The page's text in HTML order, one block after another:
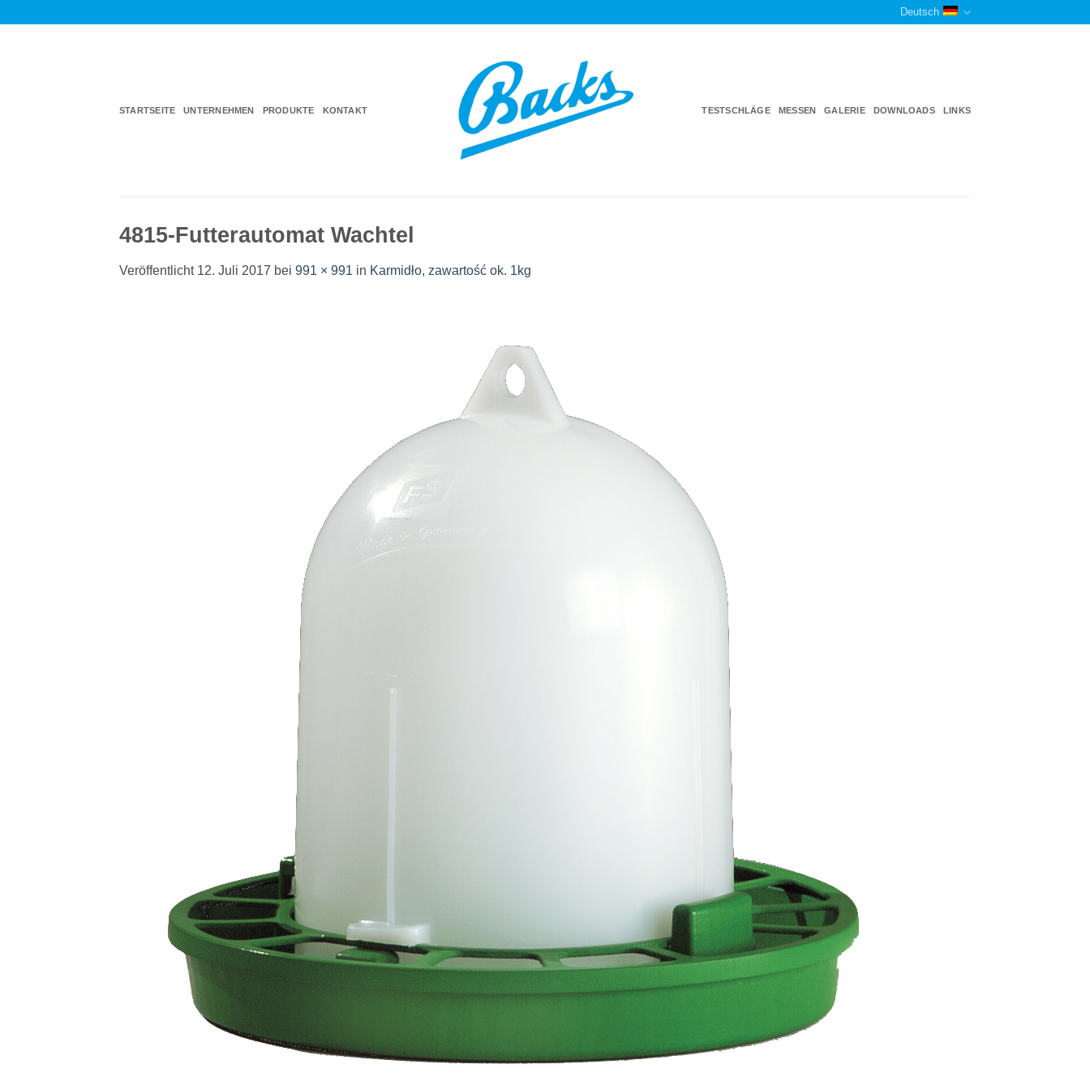
Deutsch
STARTSEITE UNTERNEHMEN PRODUKTE KONTAKT TESTSCHLÄGE MESSEN GALERIE DOWNLOADS LINKS
4815-Futterautomat Wachtel
Veröffentlicht 12. Juli 2017 bei 991 × 991 in Karmidło, zawartość ok. 1kg